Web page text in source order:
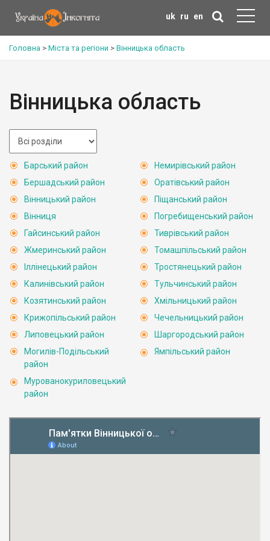
uk ru en
Головна > Міста та регіони > Вінницька область
Вінницька область
Барський район
Бершадський район
Вінницький район
Вінниця
Гайсинський район
Жмеринський район
Іллінецький район
Калинівський район
Козятинський район
Крижопільський район
Липовецький район
Могилів-Подільський
район
Мурованокуриловецький
район
Немирівський район
Оратівський район
Піщанський район
Погребищенський район
Тиврівський район
Томашпільський район
Тростянецький район
Тульчинський район
Хмільницький район
Чечельницький район
Шаргородський район
Ямпільський район